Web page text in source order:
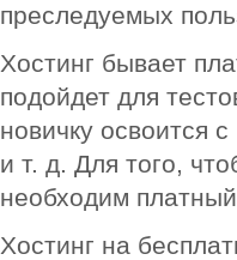
преследуемых
Хостинг бывает
подойдет для
новичку освоится
и т. д. Для того,
необходим платный
Хостинг на